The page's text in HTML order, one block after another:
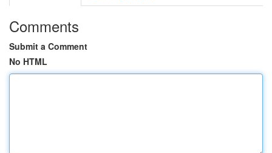
Comments
Submit a Comment
No HTML